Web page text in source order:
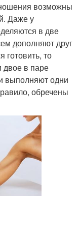
возможны
Даже у
в две
дополняют друг
готовить, то
двое в паре
выполняют одни
обречены